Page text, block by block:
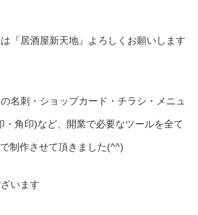
『居酒屋新天地』よろしくお願いします
名刺・ショップカード・チラシ・メニュ
・角印)など、開業で必要なツールを全て
制作させて頂きました(^^)
います